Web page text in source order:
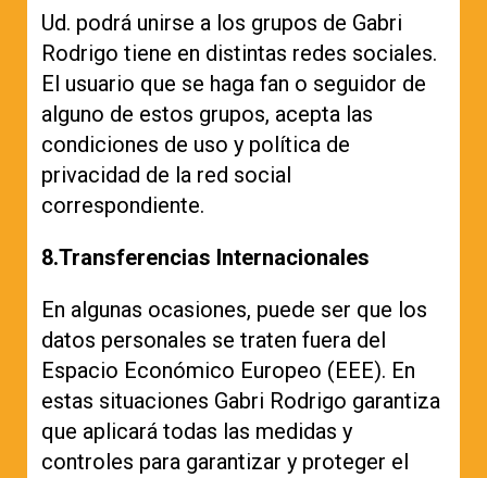
Ud. podrá unirse a los grupos de Gabri
Rodrigo tiene en distintas redes sociales.
El usuario que se haga fan o seguidor de
alguno de estos grupos, acepta las
condiciones de uso y política de
privacidad de la red social
correspondiente.
8.Transferencias Internacionales
En algunas ocasiones, puede ser que los
datos personales se traten fuera del
Espacio Económico Europeo (EEE). En
estas situaciones Gabri Rodrigo garantiza
que aplicará todas las medidas y
controles para garantizar y proteger el